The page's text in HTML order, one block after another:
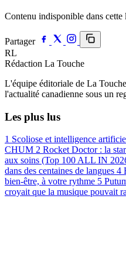
Contenu indisponible dans cette
Partager
RL
Rédaction La Touche
L'équipe éditoriale de La
l'actualité canadienne sous un
Les plus lus
1 Scoliose et intelligence
CHUM 2 Rocket Doctor : la
aux soins (Top 100 ALL IN
dans des centaines de langues 4
bien-être, à votre rythme 5
croyait que la musique pouvait